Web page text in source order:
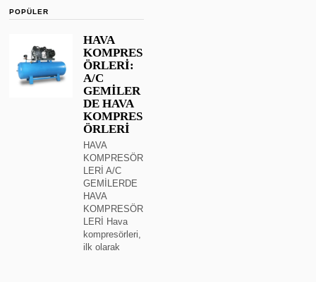
POPÜLER
HAVA
KOMPRES
ÖRLERİ:
A/C
GEMİLER
DE HAVA
KOMPRES
ÖRLERİ
HAVA
KOMPRESÖR
LERİ A/C
GEMİLERDE
HAVA
KOMPRESÖR
LERİ Hava
kompresörleri,
ilk olarak